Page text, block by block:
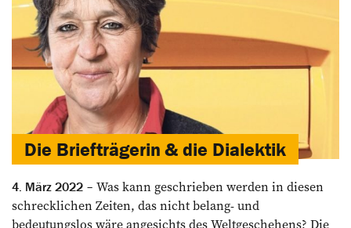
Die Briefträgerin & die Dialektik
4. März 2022
Was kann geschrieben werden in diesen
schrecklichen Zeiten, das nicht belang- und
bedeutungslos wäre angesichts des Weltgeschehens? Die